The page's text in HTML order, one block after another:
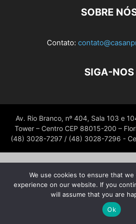
SOBRE
Contato:
SIGA-NOS
Av. Rio Branco, nº 404, Sala 103 e
Tower – Centro CEP 88015-200 –
(48) 3028-7297 / (48) 3028-7296 -
We use cookies to ensure that
experience on our website. If you
will assume that you are
Ok